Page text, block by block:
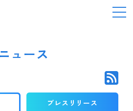
ュース
プレスリリース